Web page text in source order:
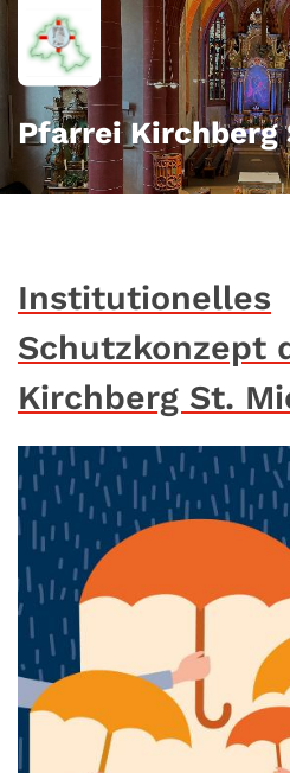
Zum Inhalt springen
Pfarrei Kirchberg
Institutionelles
Schutzkonzept
Kirchberg St.